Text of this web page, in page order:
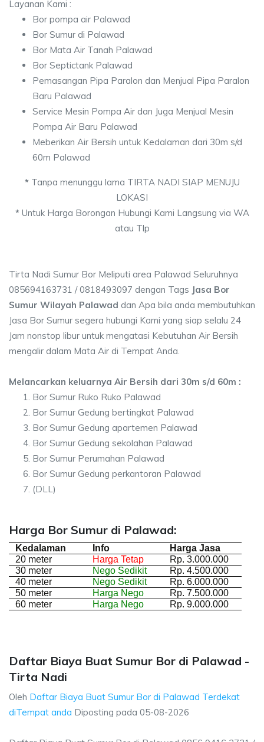
Layanan Kami :
Bor pompa air Palawad
Bor Sumur di Palawad
Bor Mata Air Tanah Palawad
Bor Septictank Palawad
Pemasangan Pipa Paralon dan Menjual Pipa Paralon
Baru Palawad
Service Mesin Pompa Air dan Juga Menjual Mesin
Pompa Air Baru Palawad
Meberikan Air Bersih untuk Kedalaman dari 30m s/d
60m Palawad
*Tanpa menunggu lama TIRTA NADI SIAP MENUJU
LOKASI
*Untuk Harga Borongan Hubungi Kami Langsung via WA
atau Tlp
Tirta Nadi Sumur Bor Meliputi area Palawad Seluruhnya
085694163731 / 0818493097 dengan Tags Jasa Bor
Sumur Wilayah Palawad dan Apa bila anda membutuhkan
Jasa Bor Sumur segera hubungi Kami yang siap selalu 24
Jam nonstop libur untuk mengatasi Kebutuhan Air Bersih
mengalir dalam Mata Air di Tempat Anda.
Melancarkan keluarnya Air Bersih dari 30m s/d 60m :
Bor Sumur Ruko Ruko Palawad
Bor Sumur Gedung bertingkat Palawad
Bor Sumur Gedung apartemen Palawad
Bor Sumur Gedung sekolahan Palawad
Bor Sumur Perumahan Palawad
Bor Sumur Gedung perkantoran Palawad
(DLL)
Harga Bor Sumur di Palawad:
Kedalaman Info
Harga Jasa
20 meter
Harga Tetap
Rp. 3.000.000
30 meter
Nego Sedikit
Rp. 4.500.000
40 meter
Nego Sedikit
Rp. 6.000.000
50 meter
Harga Nego
Rp. 7.500.000
60 meter
Harga Nego Rp. 9.000.000
Daftar Biaya Buat Sumur Bor di Palawad -
Tirta Nadi
Oleh Daftar Biaya Buat Sumur Bor di Palawad Terdekat
diTempat anda Diposting pada 05-08-2026